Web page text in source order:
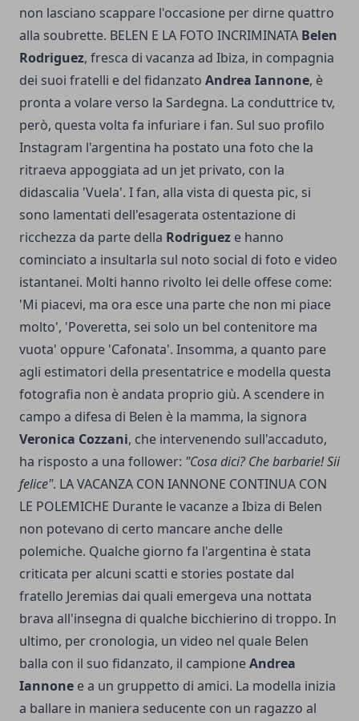
non lasciano scappare l'occasione per dirne quattro
alla soubrette. BELEN E LA FOTO INCRIMINATA Belen
Rodriguez, fresca di vacanza ad Ibiza, in compagnia
dei suoi fratelli e del fidanzato Andrea Iannone, è
pronta a volare verso la Sardegna. La conduttrice tv,
però, questa volta fa infuriare i fan. Sul suo profilo
Instagram l'argentina ha postato una foto che la
ritraeva appoggiata ad un jet privato, con la
didascalia 'Vuela'. I fan, alla vista di questa pic, si
sono lamentati dell'esagerata ostentazione di
ricchezza da parte della Rodriguez e hanno
cominciato a insultarla sul noto social di foto e video
istantanei. Molti hanno rivolto lei delle offese come:
'Mi piacevi, ma ora esce una parte che non mi piace
molto', 'Poveretta, sei solo un bel contenitore ma
vuota' oppure 'Cafonata'. Insomma, a quanto pare
agli estimatori della presentatrice e modella questa
fotografia non è andata proprio giù. A scendere in
campo a difesa di Belen è la mamma, la signora
Veronica Cozzani, che intervenendo sull'accaduto,
ha risposto a una follower: "Cosa dici? Che barbarie! Sii
felice". LA VACANZA CON IANNONE CONTINUA CON
LE POLEMICHE Durante le vacanze a Ibiza di Belen
non potevano di certo mancare anche delle
polemiche. Qualche giorno fa l'argentina è stata
criticata per alcuni scatti e stories postate dal
fratello Jeremias dai quali emergeva una nottata
brava all'insegna di qualche bicchierino di troppo. In
ultimo, per cronologia, un video nel quale Belen
balla con il suo fidanzato, il campioneAndrea
Iannone e a un gruppetto di amici. La modella inizia
a ballare in maniera seducente con un ragazzo al